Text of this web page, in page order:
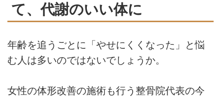
て、代謝のいい体に
年齢を追うごとに「やせにくくなった」と悩
む人は多いのではないでしょうか。
女性の体形改善の施術も行う整骨院代表の今